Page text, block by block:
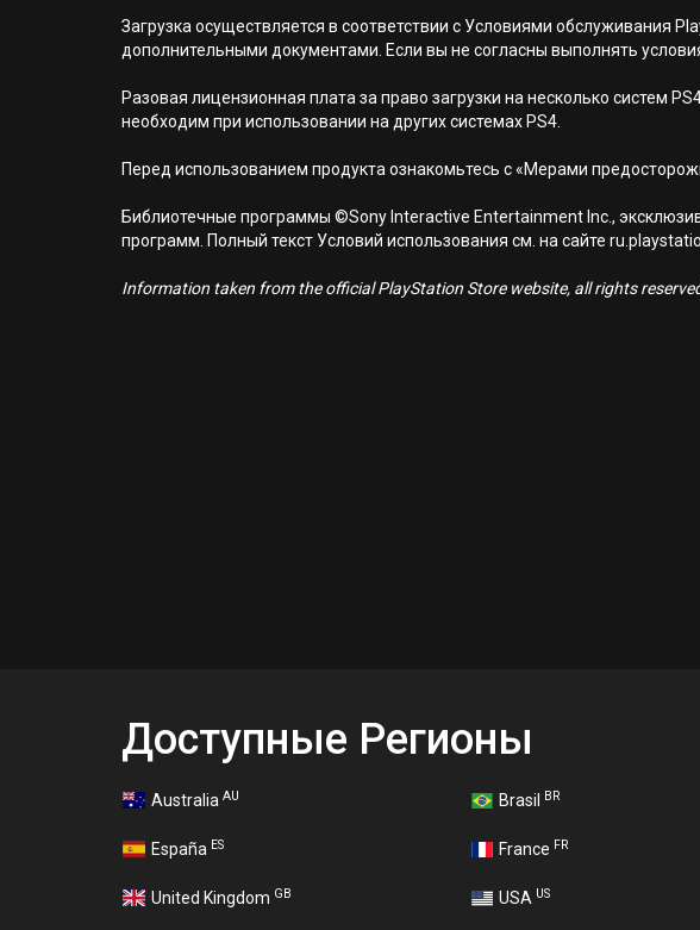
Загрузка осуществляется в соответствии с Условиями
дополнительными документами. Если вы не согласны выполнять
Разовая лицензионная плата за право загрузки на несколько систем
необходим при использовании на других системах PS4.
Перед использованием продукта ознакомьтесь с «Мерами
Библиотечные программы ©Sony Interactive Entertainment Inc.,
программ. Полный текст Условий использования см. на сайте
Information taken from the official PlayStation Store website, all rights
Доступные Регионы
Australia AU Brasil BR
España ES France FR
United Kingdom GB USA US